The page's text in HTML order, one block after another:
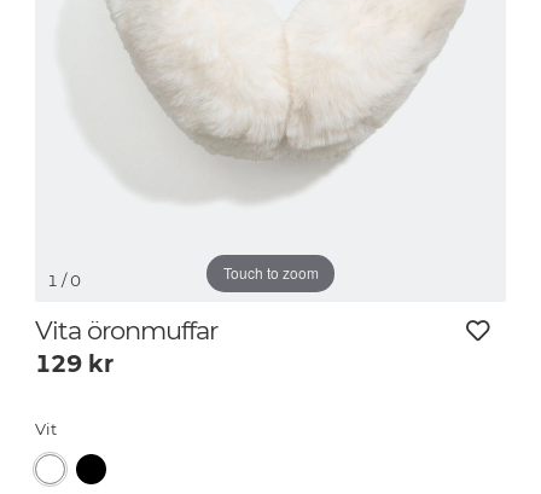
Touch to zoom
1 / 0
Vita öronmuffar
129 kr
Vit